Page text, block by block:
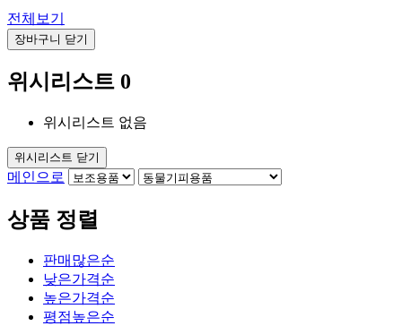
전체보기
장바구니 닫기
위시리스트 0
위시리스트 없음
위시리스트 닫기
메인으로
상품 정렬
판매많은순
낮은가격순
높은가격순
평점높은순